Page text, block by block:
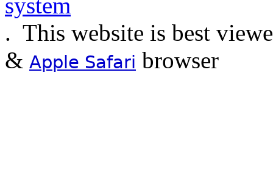
. This website is best
& Apple Safari browser